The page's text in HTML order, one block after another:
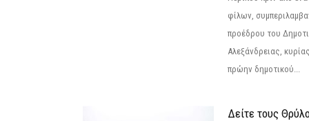
φίλων,
προέδρου του
Αλεξάνδρειας,
πρώην δημοτικού...
Δείτε τους